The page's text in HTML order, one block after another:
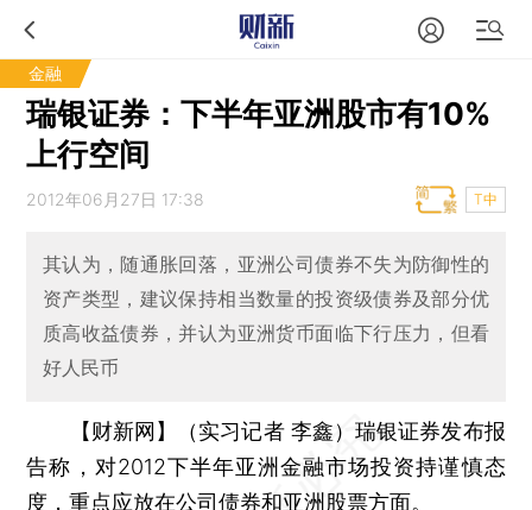
金融
瑞银证券：下半年亚洲股市有10%
上行空间
2012年06月27日 17:38 T中
其认为，随通胀回落，亚洲公司债券不失为防御性的
资产类型，建议保持相当数量的投资级债券及部分优
质高收益债券，并认为亚洲货币面临下行压力，但看
好人民币
【财新网】（实习记者 李鑫）瑞银证券发布报
告称，对2012下半年亚洲金融市场投资持谨慎态
度，重点应放在公司债券和亚洲股票方面。